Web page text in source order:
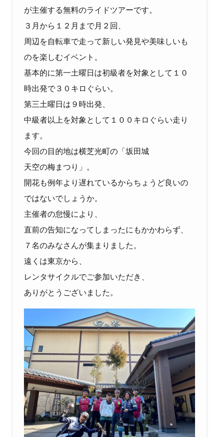
が主催する無料のライドツアーです。
３月から１２月まで月２回、
周辺を自転車で走って新しい発見や美味しいも
のを楽しむイベント。
基本的に第一土曜日は初級者を対象として１０
時出発で３０キロぐらい。
第三土曜日は９時出発、
中級者以上を対象として１００キロぐらい走り
ます。
今回の目的地は横芝光町の「坂田城
天空の梅まつり」。
開花も例年より遅れているからちょうど良いの
ではないでしょうか。
主催者の怠慢により、
直前の告知になってしまったにもかかわらず、
７名のみなさんが集まりました。
遠くは東京から、
レンタサイクルでご参加いただき、
ありがとうございました。